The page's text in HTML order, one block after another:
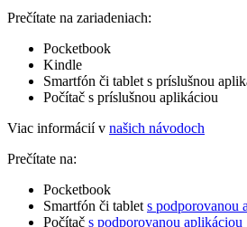
Prečítate na zariadeniach:
Pocketbook
Kindle
Smartfón či tablet s príslušnou
Počítač s príslušnou aplikáciou
Viac informácií v našich návodoch
Prečítate na:
Pocketbook
Smartfón či tablet s podporovanou
Počítač s podporovanou aplikáciou